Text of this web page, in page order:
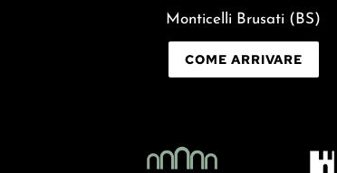
Monticelli Brusati (BS)
COME ARRIVARE